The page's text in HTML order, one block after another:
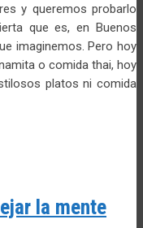
y queremos probarlo
que es, en Buenos
imaginemos. Pero hoy
o comida thai, hoy
platos ni comida
la mente